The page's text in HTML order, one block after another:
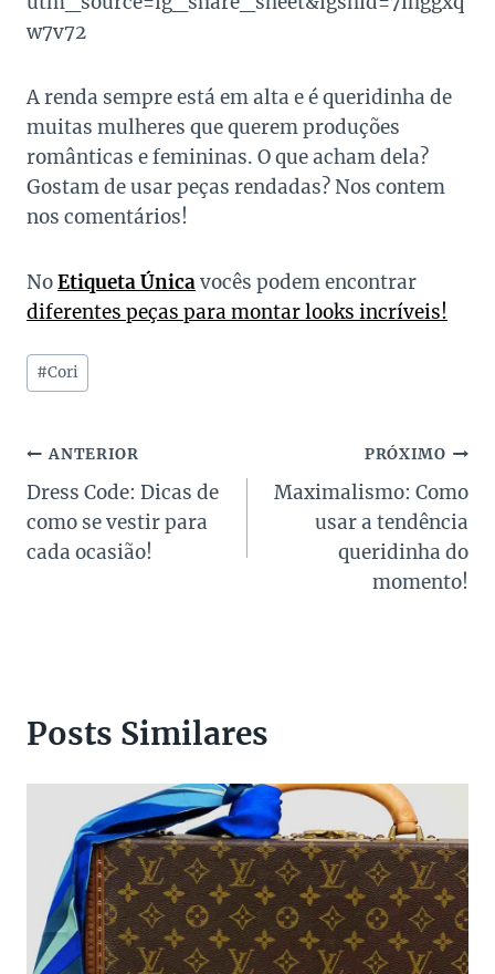
w7v72
A renda sempre está em alta e é queridinha de
muitas mulheres que querem produções
românticas e femininas. O que acham dela?
Gostam de usar peças rendadas? Nos contem
nos comentários!
NoEtiqueta Únicavocês podem encontrar
diferentes peças para montar looks incríveis!
Tags
do
#Cori
Navegação
de
Post
ANTERIOR
Dress Code: Dicas de
como se vestir para
cada ocasião!
PRÓXIMO
Maximalismo: Como
usar a tendência
queridinha do
momento!
Posts Similares